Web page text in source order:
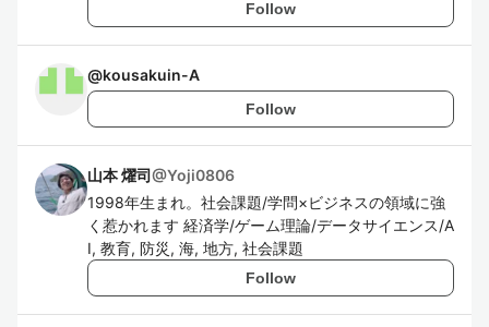
Follow
@kousakuin-A
Follow
山本 燿司@Yoji0806
1998年生まれ。社会課題/学問×ビジネスの領域に強
く惹かれます 経済学/ゲーム理論/データサイエンス/A
I, 教育, 防災, 海, 地方, 社会課題
Follow